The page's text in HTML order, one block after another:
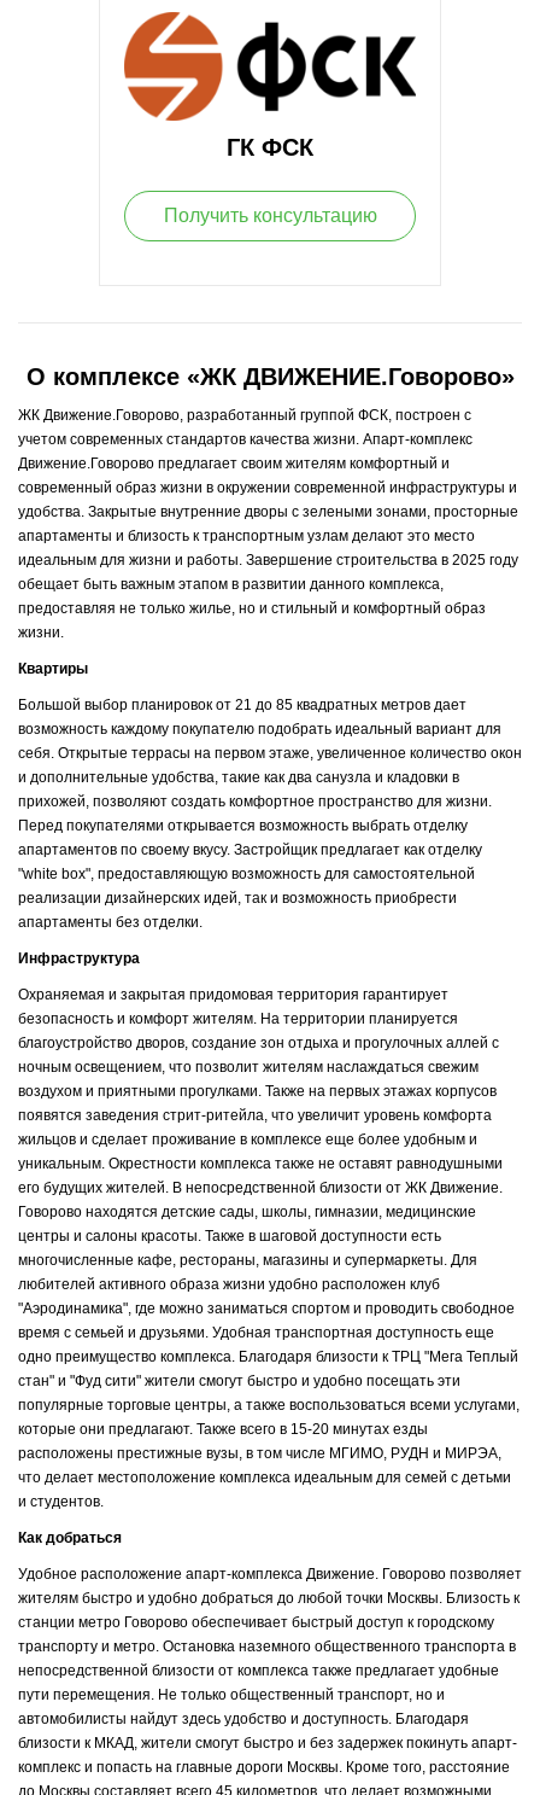
ГК ФСК
Получить консультацию
О комплексе «ЖК ДВИЖЕНИЕ.Говорово»
ЖК Движение.Говорово, разработанный группой ФСК, построен с
учетом современных стандартов качества жизни. Апарт-комплекс
Движение.Говорово предлагает своим жителям комфортный и
современный образ жизни в окружении современной инфраструктуры и
удобства. Закрытые внутренние дворы с зелеными зонами, просторные
апартаменты и близость к транспортным узлам делают это место
идеальным для жизни и работы. Завершение строительства в 2025 году
обещает быть важным этапом в развитии данного комплекса,
предоставляя не только жилье, но и стильный и комфортный образ
жизни.
Квартиры
Большой выбор планировок от 21 до 85 квадратных метров дает
возможность каждому покупателю подобрать идеальный вариант для
себя. Открытые террасы на первом этаже, увеличенное количество окон
и дополнительные удобства, такие как два санузла и кладовки в
прихожей, позволяют создать комфортное пространство для жизни.
Перед покупателями открывается возможность выбрать отделку
апартаментов по своему вкусу. Застройщик предлагает как отделку
"white box", предоставляющую возможность для самостоятельной
реализации дизайнерских идей, так и возможность приобрести
апартаменты без отделки.
Инфраструктура
Охраняемая и закрытая придомовая территория гарантирует
безопасность и комфорт жителям. На территории планируется
благоустройство дворов, создание зон отдыха и прогулочных аллей с
ночным освещением, что позволит жителям наслаждаться свежим
воздухом и приятными прогулками. Также на первых этажах корпусов
появятся заведения стрит-ритейла, что увеличит уровень комфорта
жильцов и сделает проживание в комплексе еще более удобным и
уникальным. Окрестности комплекса также не оставят равнодушными
его будущих жителей. В непосредственной близости от ЖК Движение.
Говорово находятся детские сады, школы, гимназии, медицинские
центры и салоны красоты. Также в шаговой доступности есть
многочисленные кафе, рестораны, магазины и супермаркеты. Для
любителей активного образа жизни удобно расположен клуб
"Аэродинамика", где можно заниматься спортом и проводить свободное
время с семьей и друзьями. Удобная транспортная доступность еще
одно преимущество комплекса. Благодаря близости к ТРЦ "Мега Теплый
стан" и "Фуд сити" жители смогут быстро и удобно посещать эти
популярные торговые центры, а также воспользоваться всеми услугами,
которые они предлагают. Также всего в 15-20 минутах езды
расположены престижные вузы, в том числе МГИМО, РУДН и МИРЭА,
что делает местоположение комплекса идеальным для семей с детьми
и студентов.
Как добраться
Удобное расположение апарт-комплекса Движение. Говорово позволяет
жителям быстро и удобно добраться до любой точки Москвы. Близость к
станции метро Говорово обеспечивает быстрый доступ к городскому
транспорту и метро. Остановка наземного общественного транспорта в
непосредственной близости от комплекса также предлагает удобные
пути перемещения. Не только общественный транспорт, но и
автомобилисты найдут здесь удобство и доступность. Благодаря
близости к МКАД, жители смогут быстро и без задержек покинуть апарт-
комплекс и попасть на главные дороги Москвы. Кроме того, расстояние
до Москвы составляет всего 45 километров, что делает возможными